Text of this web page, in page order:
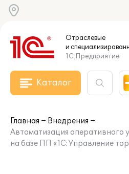
Отраслевые
и
1С:Предприятие
Каталог
Главная
Внедрения
Автоматизация оперативного
на базе ПП «1С:Управление